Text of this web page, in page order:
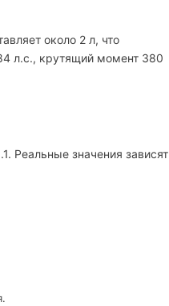
около 2 л, что
л.с., крутящий момент 380
Реальные значения зависят